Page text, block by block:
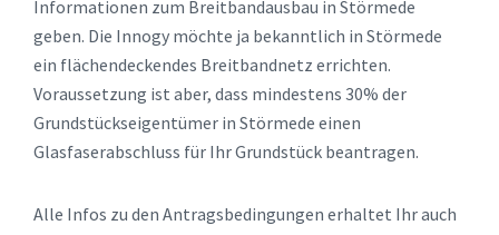
Informationen zum Breitbandausbau in Störmede
geben. Die Innogy möchte ja bekanntlich in Störmede
ein flächendeckendes Breitbandnetz errichten.
Voraussetzung ist aber, dass mindestens 30% der
Grundstückseigentümer in Störmede einen
Glasfaserabschluss für Ihr Grundstück beantragen.
Alle Infos zu den Antragsbedingungen erhaltet Ihr auch